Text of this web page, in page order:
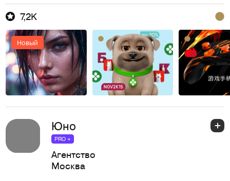
7,2K
Новый
Юно
PRO +
Агентство
Москва